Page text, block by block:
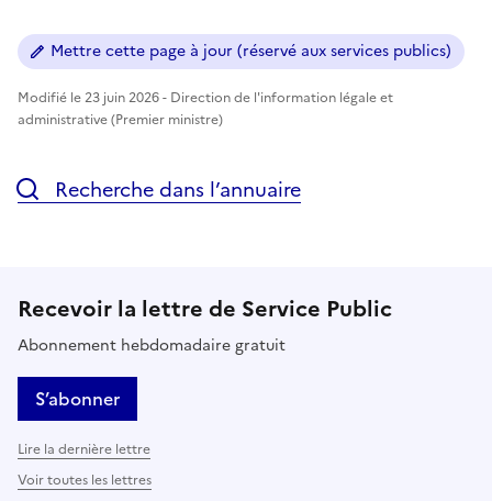
Mettre cette page à jour (réservé aux services publics)
Modifié le 23 juin 2026 - Direction de l'information légale et
administrative (Premier ministre)
Recherche dans l’annuaire
Recevoir la lettre de Service Public
Abonnement hebdomadaire gratuit
S’abonner
Lire la dernière lettre
Voir toutes les lettres